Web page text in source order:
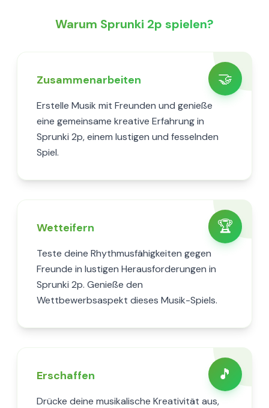
Warum Sprunki 2p spielen?
🤝
Zusammenarbeiten
Erstelle Musik mit Freunden und genieße
eine gemeinsame kreative Erfahrung in
Sprunki 2p, einem lustigen und fesselnden
Spiel.
🏆
Wetteifern
Teste deine Rhythmusfähigkeiten gegen
Freunde in lustigen Herausforderungen in
Sprunki 2p. Genieße den
Wettbewerbsaspekt dieses Musik-Spiels.
🎵
Erschaffen
Drücke deine musikalische Kreativität aus,